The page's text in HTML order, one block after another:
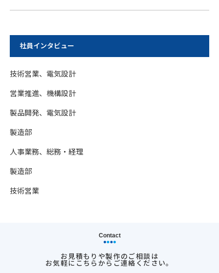
社員インタビュー
技術営業、電気設計
営業推進、機構設計
製品開発、電気設計
製造部
人事業務、総務・経理
製造部
技術営業
Contact
お見積もりや製作のご相談は
お気軽にこちらからご連絡ください。